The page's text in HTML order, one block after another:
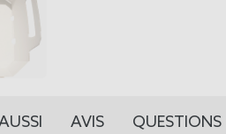
AVIS QUESTIONS